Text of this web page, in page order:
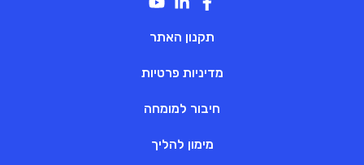
תקנון האתר
מדיניות פרטיות
חיבור למומחה
מימון להליך